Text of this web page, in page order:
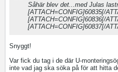
Såhär blev det...med Julas
[ATTACH=CONFIG]60835[/
[ATTACH=CONFIG]60836[/
[ATTACH=CONFIG]60837[/
Snyggt!
Var fick du tag i de där U-
inte vad jag ska söka på för att hitta